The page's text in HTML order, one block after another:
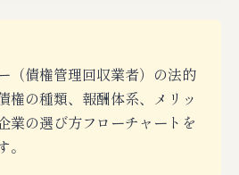
（債権管理回収業者）の法的
権の種類、報酬体系、メリッ
業の選び方フローチャートを